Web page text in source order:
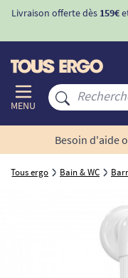
Livraison offerte dès 159€
MENU
Besoin d'aide
Tous ergo Bain & WC